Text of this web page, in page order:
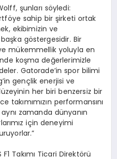
,şunları söyledi:
sahip bir şirketi ortak
ekibimizin ve
göstergesidir. Bir
mükemmellik yoluyla en
koşma değerlerimizle
Gatorade’in spor bilimi
gençlik enerjisi ve
her biri benzersiz bir
takımımızın performansını
zamanda dünyanın
için deneyimi
Takımı Ticari Direktörü